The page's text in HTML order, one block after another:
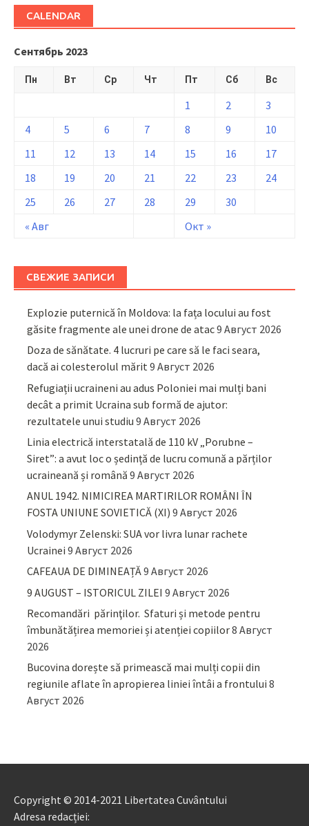
CALENDAR
Сентябрь 2023
Пн Вт Ср Чт Пт Сб Вс
« Авг Окт »
1 2
3
4
5 6 7 8 9
10
11
12 13 14 15 16
17
18
19 20 21 22 23
24
25
26 27 28 29 30
СВЕЖИЕ ЗАПИСИ
Explozie puternică în Moldova: la fața locului au fost
găsite fragmente ale unei drone de atac9 Август 2026
Doza de sănătate. 4 lucruri pe care să le faci seara,
dacă ai colesterolul mărit9 Август 2026
Refugiații ucraineni au adus Poloniei mai mulți bani
decât a primit Ucraina sub formă de ajutor:
rezultatele unui studiu 9 Август 2026
Linia electrică interstatală de 110 kV „Porubne –
Siret”: a avut loc o ședință de lucru comună a părților
ucraineană și română 9 Август 2026
ANUL 1942. NIMICIREA MARTIRILOR ROMÂNI ÎN
FOSTA UNIUNE SOVIETICĂ (XI) 9 Август 2026
Volodymyr Zelenski: SUA vor livra lunar rachete
Ucrainei 9 Август 2026
CAFEAUA DE DIMINEAȚĂ9 Август 2026
9 AUGUST – ISTORICUL ZILEI 9 Август 2026
Recomandări părinţilor. Sfaturi și metode pentru
îmbunătățirea memoriei și atenției copiilor8 Август
2026
Bucovina dorește să primească mai mulți copii din
regiunile aflate în apropierea liniei întâi a frontului 8
Август 2026
Copyright © 2014-2021 Libertatea Cuvântului
Adresa redacției: